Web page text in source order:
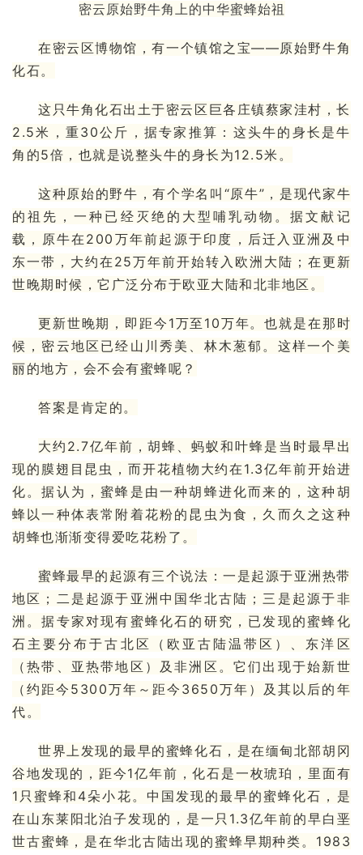
密云原始野牛角上的中华蜜蜂始祖
在密云区博物馆，有一个镇馆之宝——原始野牛角
化石。
这只牛角化石出土于密云区巨各庄镇蔡家洼村，长
2.5米，重30公斤，据专家推算：这头牛的身长是牛
角的5倍，也就是说整头牛的身长为12.5米。
这种原始的野牛，有个学名叫“原牛”，是现代家牛
的祖先，一种已经灭绝的大型哺乳动物。据文献记
载，原牛在200万年前起源于印度，后迁入亚洲及 中
东一带，大约在25万年前开始转入欧洲大陆；在更新
世晚期时候，它广泛分布于欧亚大陆和北非地区。
更新世晚期，即距今1万至10万年。也就是在那时
候，密云地区已经山川秀美、林木葱郁。这样一个美
丽的地方，会不会有蜜蜂呢？
答案是肯定的。
大约2.7亿年前，胡蜂 、蚂蚁和叶蜂是当时最早出
现的 膜翅目 昆虫，而开花植物大约在1.3亿年前开始进
化。据认为，蜜蜂是由一种胡蜂进化而来的，这种胡
蜂以一种体表常附着花粉的昆虫为食，久而久之这种
胡蜂也渐渐变得爱吃花粉了。
蜜蜂最早的起源有三个说法：一是起源于亚洲热带
地区；二是起源于亚洲中国华北古陆；三是起源于非
洲。据专家对现有蜜蜂化石的研究，已发现的蜜蜂化
石主要分布于古北区 （欧亚古陆温带区）、 东洋区
（热带、亚热带地区）及非洲区。它们出现于始新世
（约距今5300万年～距今3650万年）及其以后的年
代。
世界上发现的最早的蜜蜂化石，是在缅甸北部胡冈
谷地发现的，距今1亿年前，化石是一枚琥珀 ，里面有
1只蜜蜂和4朵小花。中国发现的最早的蜜蜂化石，是
在山东莱阳北泊子发现的，是一只1.3亿年前的早白垩
世古蜜蜂，是在华北古陆出现的蜜蜂早期种类。1983